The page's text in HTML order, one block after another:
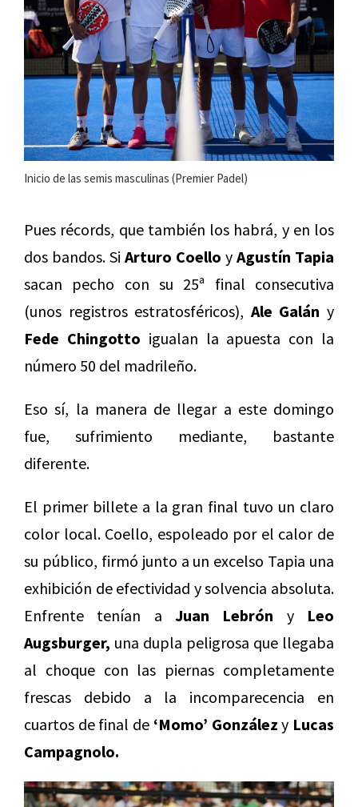
Inicio de las semis masculinas (Premier Padel)
Pues récords, que también los habrá, y en los
dos bandos. Si Arturo Coello y Agustín Tapia
sacan pecho con su 25ª final consecutiva
(unos registros estratosféricos), Ale Galán y
Fede Chingotto igualan la apuesta con la
número 50 del madrileño.
Eso sí, la manera de llegar a este domingo
fue, sufrimiento mediante, bastante
diferente.
El primer billete a la gran final tuvo un claro
color local. Coello, espoleado por el calor de
su público, firmó junto a un excelso Tapia una
exhibición de efectividad y solvencia absoluta.
Enfrente tenían a Juan Lebrón y Leo
Augsburger, una dupla peligrosa que llegaba
al choque con las piernas completamente
frescas debido a la incomparecencia en
cuartos de final de ‘Momo’ González y Lucas
Campagnolo.